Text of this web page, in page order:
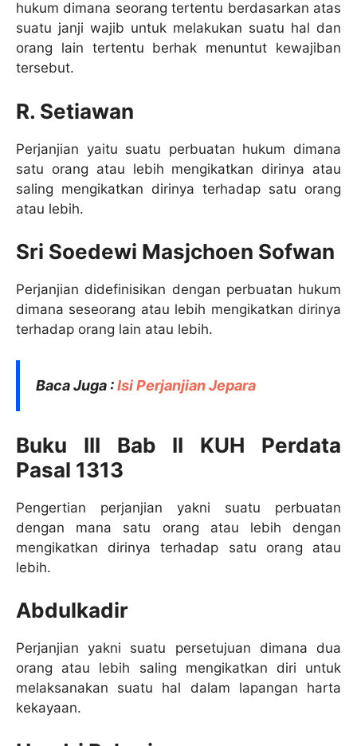
hukum dimana seorang tertentu berdasarkan atas
suatu janji wajib untuk melakukan suatu hal dan
orang lain tertentu berhak menuntut kewajiban
tersebut.
R. Setiawan
Perjanjian yaitu suatu perbuatan hukum dimana
satu orang atau lebih mengikatkan dirinya atau
saling mengikatkan dirinya terhadap satu orang
atau lebih.
Sri Soedewi Masjchoen Sofwan
Perjanjian didefinisikan dengan perbuatan hukum
dimana seseorang atau lebih mengikatkan dirinya
terhadap orang lain atau lebih.
Baca Juga :Isi Perjanjian Jepara
Buku III Bab II KUH Perdata
Pasal 1313
Pengertian perjanjian yakni suatu perbuatan
dengan mana satu orang atau lebih dengan
mengikatkan dirinya terhadap satu orang atau
lebih.
Abdulkadir
Perjanjian yakni suatu persetujuan dimana dua
orang atau lebih saling mengikatkan diri untuk
melaksanakan suatu hal dalam lapangan harta
kekayaan.